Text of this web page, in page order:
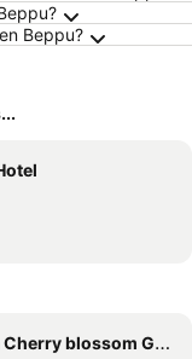
Beppu?
blossom Garden